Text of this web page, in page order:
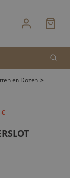
en Dozen >